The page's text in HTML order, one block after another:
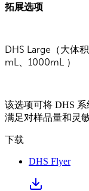
拓展选项
DHS Large（大体
mL、1000mL ）
该选项可将 DHS
满足对样品量和灵
下载
DHS Flyer